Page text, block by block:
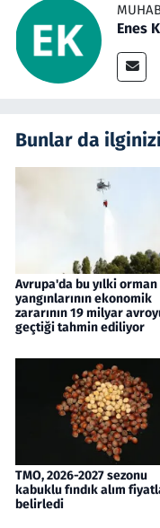
Enes
Bunlar da
Avrupa'da bu yılki orman
yangınlarının ekonomik
zararının 19 milyar
geçtiği tahmin ediliyor
TMO, 2026-2027 sezonu
kabuklu fındık alım
belirledi